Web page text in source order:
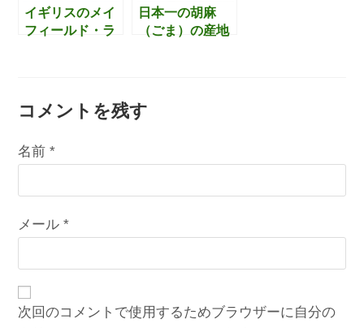
イギリスのメイ
フィールド・ラ
について
日本一の胡麻
（ごま）の産地
ました。
名前 (必須)メールアドレス (必須)サイト
コメントを残す
名前*
メール*
次回のコメントで使用するためブラウザーに自分の